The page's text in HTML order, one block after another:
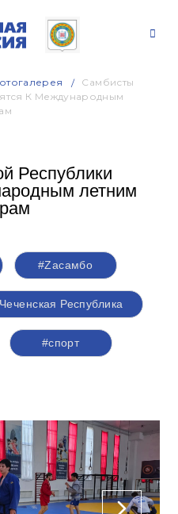
Самбисты
К Международным
Республики
летним
#Zасамбо
Республика
#спорт